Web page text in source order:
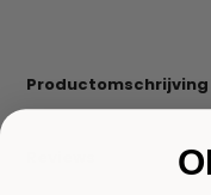
Productomschrijving